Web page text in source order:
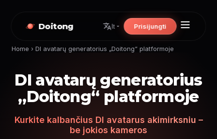
Doitong lt Prisijungti
Home › DI avatarų generatorius „Doitong“ platformoje
DI avatarų generatorius
„Doitong“ platformoje
Kurkite kalbančius DI avatarus akimirksniu –
be jokios kameros